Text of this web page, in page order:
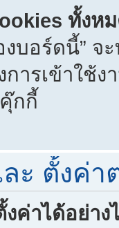
ทั้งห
บอร์ดนี้” จ
ารเข้าใช้ง
กกี้
ะ ตั้งค่า
ค่าได้อย่าง